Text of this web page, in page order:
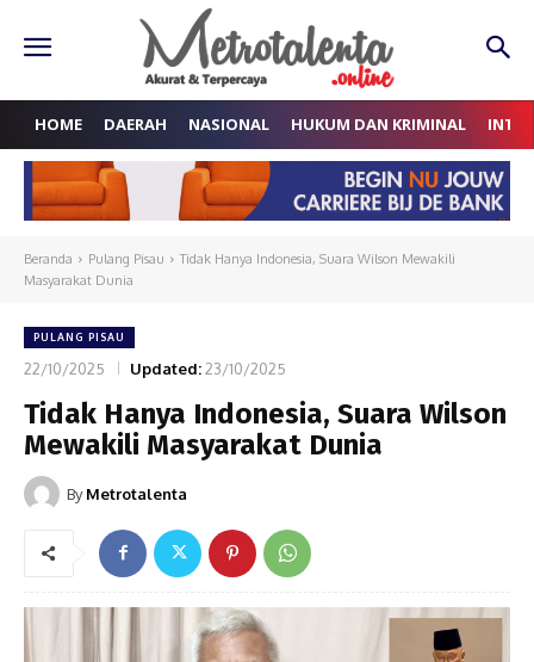
HOME DAERAH NASIONAL HUKUM DAN KRIMINAL
Beranda Pulang Pisau
Tidak Hanya Indonesia, Suara Wilson Mewakili
Masyarakat Dunia
PULANG PISAU
22/10/2025 Updated:23/10/2025
Tidak Hanya Indonesia, Suara Wilson
Mewakili Masyarakat Dunia
By Metrotalenta